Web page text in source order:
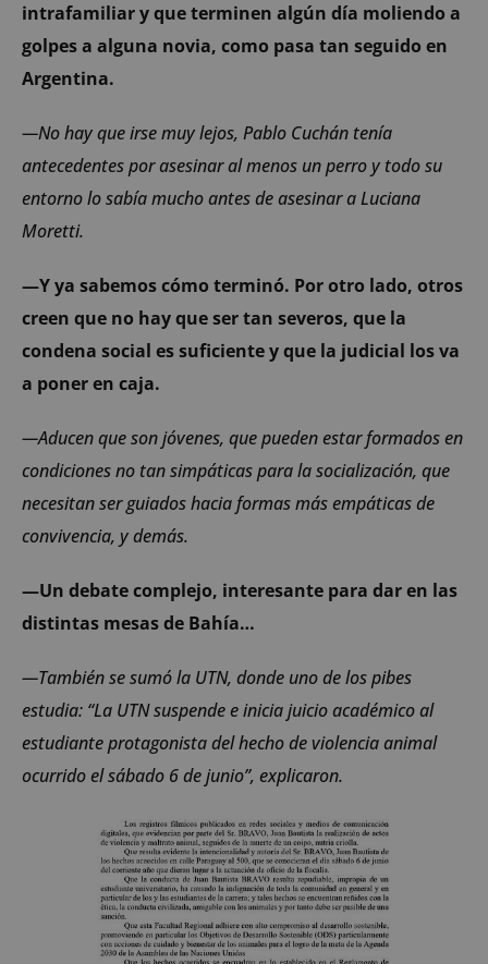
intrafamiliar y que terminen algún día moliendo a
golpes a alguna novia, como pasa tan seguido en
Argentina.
—No hay que irse muy lejos, Pablo Cuchán tenía
antecedentes por asesinar al menos un perro y todo su
entorno lo sabía mucho antes de asesinar a Luciana
Moretti.
—Y ya sabemos cómo terminó. Por otro lado, otros
creen que no hay que ser tan severos, que la
condena social es suficiente y que la judicial los va
a poner en caja.
—Aducen que son jóvenes, que pueden estar formados en
condiciones no tan simpáticas para la socialización, que
necesitan ser guiados hacia formas más empáticas de
convivencia, y demás.
—Un debate complejo, interesante para dar en las
distintas mesas de Bahía…
—También se sumó la UTN, donde uno de los pibes
estudia: “La UTN suspende e inicia juicio académico al
estudiante protagonista del hecho de violencia animal
ocurrido el sábado 6 de junio”, explicaron.